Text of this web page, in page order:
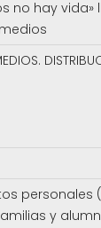
no hay vida»
personales
y